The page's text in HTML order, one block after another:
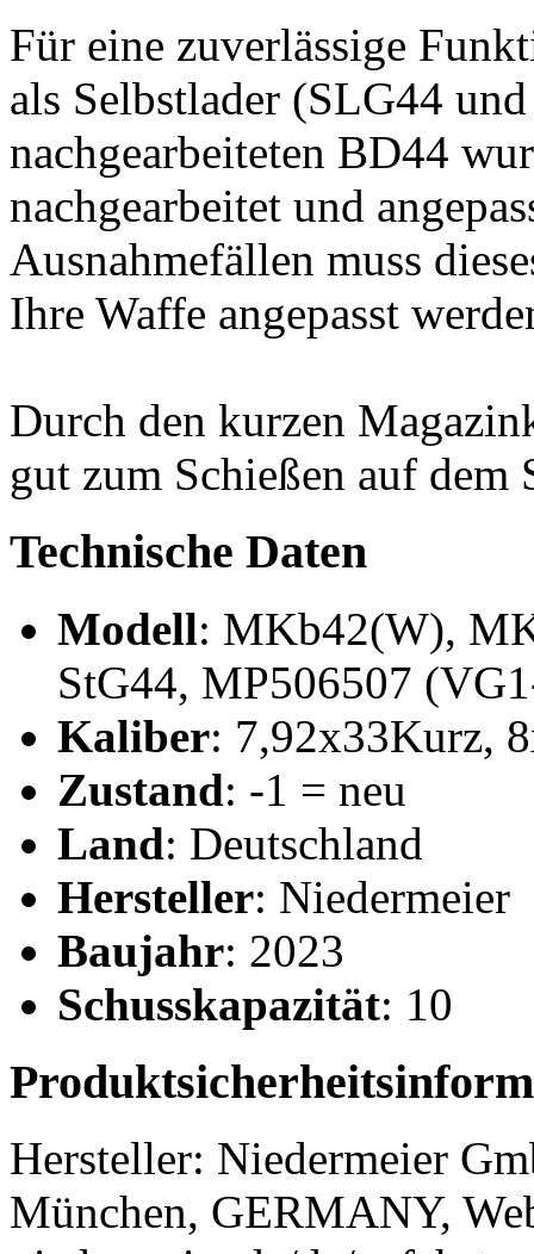
Für eine zuverlässige
als Selbstlader (SLG44
nachgearbeiteten BD44
nachgearbeitet und
Ausnahmefällen muss
Ihre Waffe angepasst
Durch den kurzen
gut zum Schießen auf dem
Technische Daten
Modell: MKb42(W),
StG44, MP506507
Kaliber: 7,92x33Kurz,
Zustand: -1 = neu
Land: Deutschland
Hersteller: Niedermeier
Baujahr: 2023
Schusskapazität: 10
Hersteller: Niedermeier
München, GERMANY,